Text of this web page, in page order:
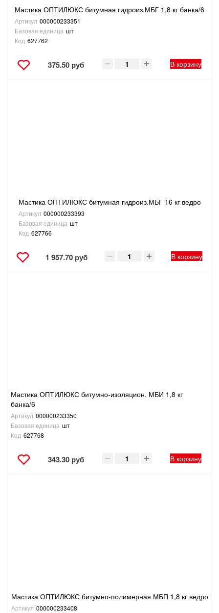
Мастика ОПТИЛЮКС битумная гидроиз.МБГ 1,8 кг банка/6
Артикул 000000233351
Базовая единица шт
Код 627762
375.50 руб В корзину
Мастика ОПТИЛЮКС битумная гидроиз.МБГ 16 кг ведро
Артикул 000000233393
Базовая единица шт
Код 627766
1 957.70 руб В корзину
Мастика ОПТИЛЮКС битумно-изоляцион. МБИ 1,8 кг
банка/6
Артикул 000000233350
Базовая единица шт
Код 627768
343.30 руб В корзину
Мастика ОПТИЛЮКС битумно-полимерная МБП 1,8 кг ведро
Артикул 000000233408